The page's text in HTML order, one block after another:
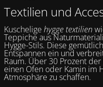
Textilien und
Kuschelige hygge textilien
Teppiche aus
Hygge-Stils. Diese
Entspannen ein und
Raum. Über 30 Prozent
einen Ofen oder Kamin im
Atmosphäre zu schaffen.